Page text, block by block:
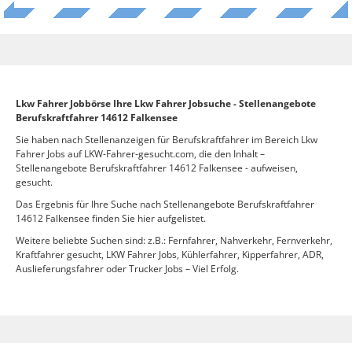
Lkw Fahrer Jobbörse Ihre Lkw Fahrer Jobsuche - Stellenangebote
Berufskraftfahrer 14612 Falkensee
Sie haben nach Stellenanzeigen für Berufskraftfahrer im Bereich Lkw
Fahrer Jobs auf LKW-Fahrer-gesucht.com, die den Inhalt –
Stellenangebote Berufskraftfahrer 14612 Falkensee - aufweisen,
gesucht.
Das Ergebnis für Ihre Suche nach Stellenangebote Berufskraftfahrer
14612 Falkensee finden Sie hier aufgelistet.
Weitere beliebte Suchen sind: z.B.: Fernfahrer, Nahverkehr, Fernverkehr,
Kraftfahrer gesucht, LKW Fahrer Jobs, Kühlerfahrer, Kipperfahrer, ADR,
Auslieferungsfahrer oder Trucker Jobs – Viel Erfolg.